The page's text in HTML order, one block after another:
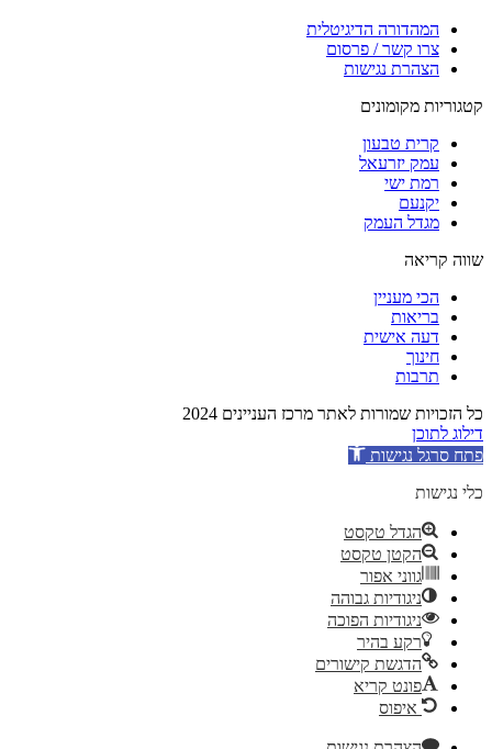
המהדורה הדיגיטלית
צרו קשר / פרסום
הצהרת נגישות
קטגוריות מקומונים
קרית טבעון
עמק יזרעאל
רמת ישי
יקנעם
מגדל העמק
שווה קריאה
הכי מעניין
בריאות
דעה אישית
חינוך
תרבות
כל הזכויות שמורות לאתר מרכז העניינים 2024
דילוג לתוכן
פתח סרגל נגישות
כלי נגישות
הגדל טקסט
הקטן טקסט
גווני אפור
ניגודיות גבוהה
ניגודיות הפוכה
רקע בהיר
הדגשת קישורים
פונט קריא
איפוס